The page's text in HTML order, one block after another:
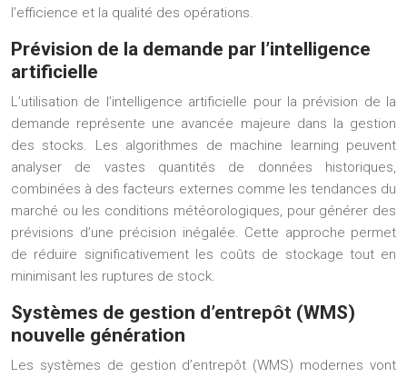
l’efficience et la qualité des opérations.
Prévision de la demande par l’intelligence
artificielle
L’utilisation de l’intelligence artificielle pour la prévision de la
demande représente une avancée majeure dans la gestion
des stocks. Les algorithmes de machine learning peuvent
analyser de vastes quantités de données historiques,
combinées à des facteurs externes comme les tendances du
marché ou les conditions météorologiques, pour générer des
prévisions d’une précision inégalée. Cette approche permet
de réduire significativement les coûts de stockage tout en
minimisant les ruptures de stock.
Systèmes de gestion d’entrepôt (WMS)
nouvelle génération
Les systèmes de gestion d’entrepôt (WMS) modernes vont